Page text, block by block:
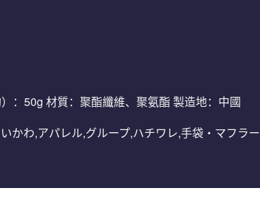
：50g 材質：聚酯纖維、聚氨酯 製造地：中國
かわ,アパレル,グループ,ハチワレ,手袋・マフラー